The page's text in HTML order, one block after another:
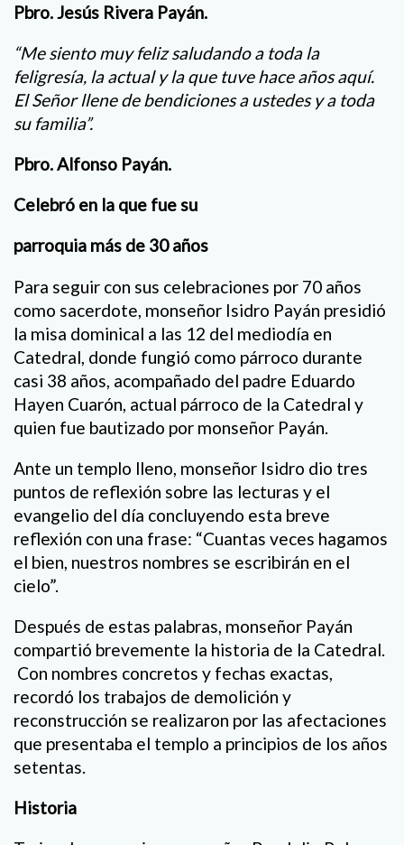
Pbro. Jesús Rivera Payán.
“Me siento muy feliz saludando a toda la
feligresía, la actual y la que tuve hace años aquí.
El Señor llene de bendiciones a ustedes y a toda
su familia”.
Pbro. Alfonso Payán.
Celebró en la que fue su
parroquia más de 30 años
Para seguir con sus celebraciones por 70 años
como sacerdote, monseñor Isidro Payán presidió
la misa dominical a las 12 del mediodía en
Catedral, donde fungió como párroco durante
casi 38 años, acompañado del padre Eduardo
Hayen Cuarón, actual párroco de la Catedral y
quien fue bautizado por monseñor Payán.
Ante un templo lleno, monseñor Isidro dio tres
puntos de reflexión sobre las lecturas y el
evangelio del día concluyendo esta breve
reflexión con una frase: “Cuantas veces hagamos
el bien, nuestros nombres se escribirán en el
cielo”.
Después de estas palabras, monseñor Payán
compartió brevemente la historia de la Catedral.
Con nombres concretos y fechas exactas,
recordó los trabajos de demolición y
reconstrucción se realizaron por las afectaciones
que presentaba el templo a principios de los años
setentas.
Historia